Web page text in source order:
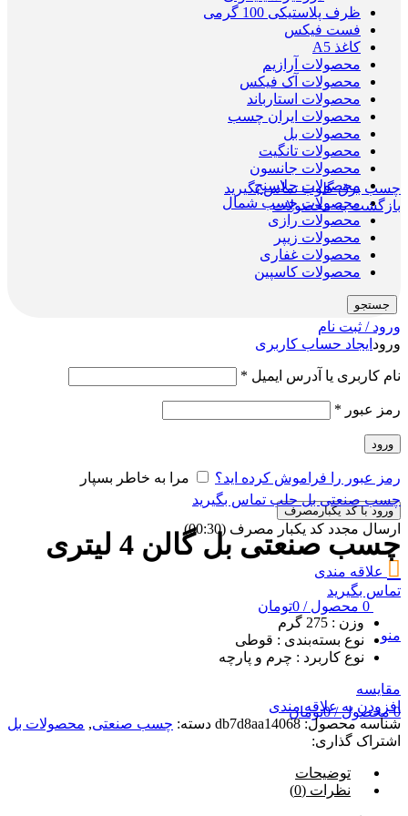
ظرف پلاستیکی 100 گرمی
فست فیکس
کاغذ A5
محصولات آرازیم
محصولات آک فیکس
محصولات استارباند
محصولات ایران چسب
محصولات بل
محصولات تانگیت
محصولات جانسون
محصولات جلاسنج
محصولات چسب شمال
محصولات رازی
محصولات زیپر
محصولات غفاری
محصولات کاسپین
جستجو
ورود / ثبت نام
ورود ایجاد حساب کاربری
نام کاربری یا آدرس ایمیل *
رمز عبور *
ورود
رمز عبور را فراموش کرده اید؟ مرا به خاطر بسپار
ورود با کد یکبارمصرف
ارسال مجدد کد یکبار مصرف (00:
30
)
علاقه مندی
0 محصول /
0تومان
منو
0 محصول /
0تومان
چسب برق گلوبتماس بگیرید
بازگشت به محصولات
چسب صنعتی بل حلب تماس بگیرید
چسب صنعتی بل گالن 4 لیتری
تماس بگیرید
وزن : 275 گرم
نوع بسته‌بندی : قوطی
نوع کاربرد : چرم و پارچه
مقایسه
افزودن به علاقه مندی
شناسه محصول:db7d8aa14068 دسته: چسب صنعتی, محصولات بل
اشتراک گذاری:
توضیحات
نظرات (0)